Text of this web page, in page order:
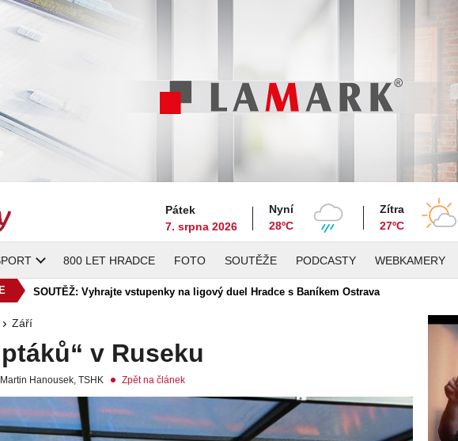
Pátek
7. srpna 2026
Nyní
28ºC
Zítra
27ºC
800 LET HRADCE FOTO SOUTĚŽE PODCASTY WEBKAMERY
SOUTĚŽ: Vyhrajte vstupenky na ligový duel Hradce s Baníkem Ostrava
Září
v Ruseku
Hanousek, TSHK Zpět na článek